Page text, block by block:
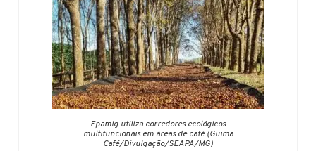
Epamig utiliza corredores ecológicos
multifuncionais em áreas de café (Guima
Café/Divulgação/SEAPA/MG)